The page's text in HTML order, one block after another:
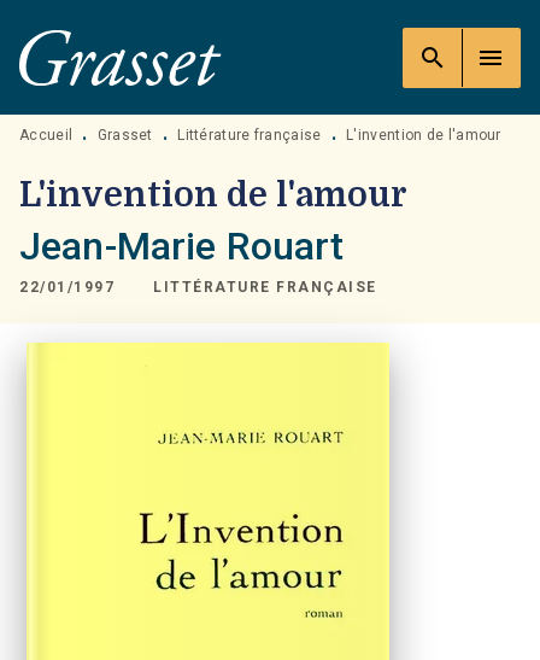
MENU RECHERCHE
PIED DE PAGE
search menu
Accueil • Grasset • Littérature française • L'invention de l'amour
L'invention de l'amour
Jean-Marie Rouart
22/01/1997 LITTÉRATURE FRANÇAISE